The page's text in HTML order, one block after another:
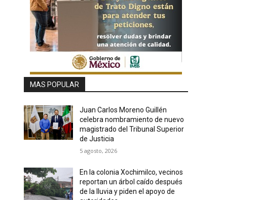
MAS POPULAR
Juan Carlos Moreno Guillén
celebra nombramiento de nuevo
magistrado del Tribunal Superior
de Justicia
5 agosto, 2026
En la colonia Xochimilco, vecinos
reportan un árbol caído después
de la lluvia y piden el apoyo de